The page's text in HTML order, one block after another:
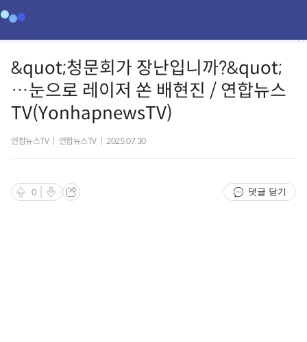
&quot;청문회가 장난입니까?&quot;
…눈으로 레이저 쏜 배현진 / 연합뉴스
TV(YonhapnewsTV)
연합뉴스TV 연합뉴스TV 2025.07.30
0 댓글 닫기